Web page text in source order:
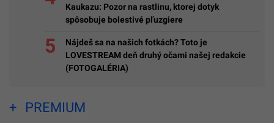
Kaukazu: Pozor na rastlinu, ktorej dotyk
spôsobuje bolestivé pľuzgiere
Nájdeš sa na našich fotkách? Toto je
LOVESTREAM deň druhý očami našej redakcie
(FOTOGALÉRIA)
PREMIUM